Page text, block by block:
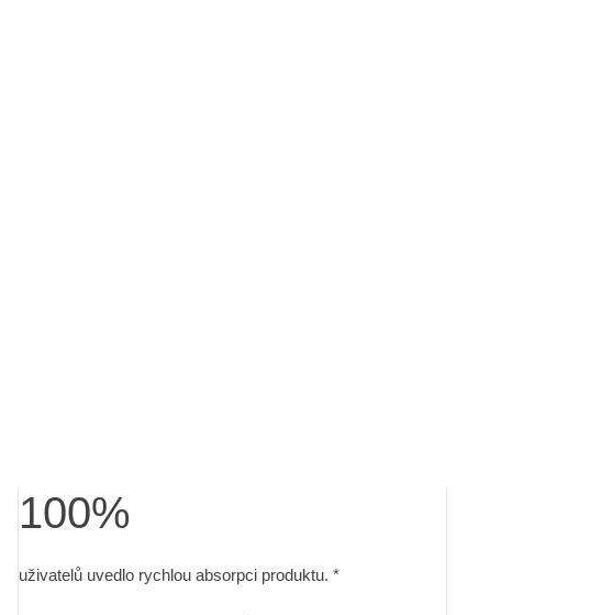
100%
uživatelů uvedlo rychlou absorpci produktu. *